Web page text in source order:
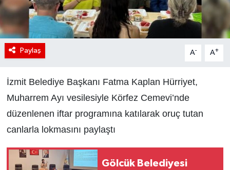
Paylaş A- A+
İzmit Belediye Başkanı Fatma Kaplan Hürriyet,
Muharrem Ayı vesilesiyle Körfez Cemevi’nde
düzenlenen iftar programına katılarak oruç tutan
canlarla lokmasını paylaştı
Gölcük Belediyesi